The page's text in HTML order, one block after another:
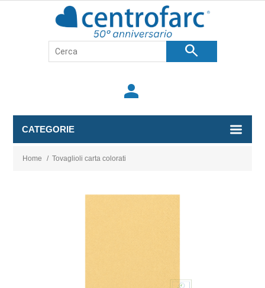
search
person
CATEGORIE
Home / Tovaglioli carta colorati